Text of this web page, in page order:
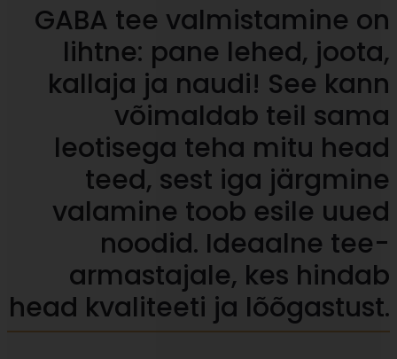
GABA tee valmistamine on
lihtne: pane lehed, joota,
kallaja ja naudi! See kann
võimaldab teil sama
leotisega teha mitu head
teed, sest iga järgmine
valamine toob esile uued
noodid. Ideaalne tee-
armastajale, kes hindab
head kvaliteeti ja lõõgastust.